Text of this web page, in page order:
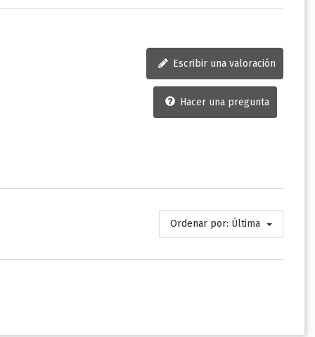
Escribir una valoración
Hacer una pregunta
Ordenar por: Última